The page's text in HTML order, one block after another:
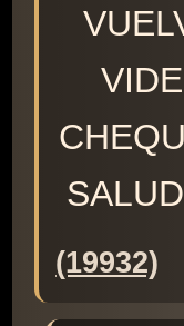
(19932)